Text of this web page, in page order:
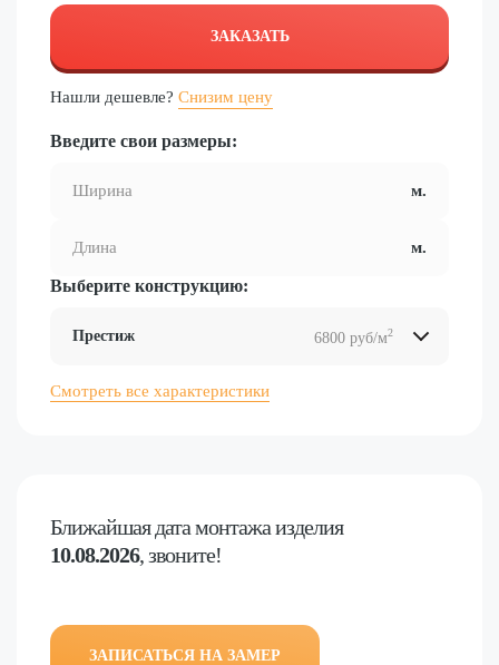
Ближайшая датамонтажа изделия
10.08.2026, звоните!
ЗАПИСАТЬСЯ НА ЗАМЕР
ЗАКАЗАТЬ
Нашли дешевле? Снизим цену
Введите свои размеры:
Выберите конструкцию:
Престиж 6800 руб/м2
Смотреть все характеристики